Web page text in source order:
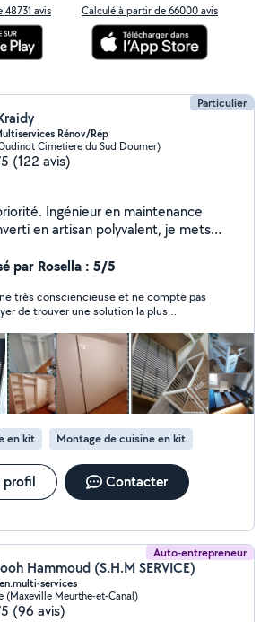
avis Calculé à partir de 66000 avis
Particulier
Rénov/Rép
Cimetiere du Sud Doumer)
(122 avis)
Ingénieur en maintenance
en artisan polyvalent, je mets
Je réalise vos travaux avec
dans le respect strict des normes
m'adaptant à votre budget. Mon
nombreux domaines : Intérieur :
installation et pose de cuisines,
petites interventions en
Extérieur : pose de stores
de garage et autres
que micro-entrepreneur, je vous
transparent et soigné. Je
de confiance pour concrétiser vos
par Rosella : 5/5
très consciencieuse et ne compte pas
de trouver une solution la plus
en kit Montage de cuisine en kit
profil Contacter
Auto-entrepreneur
Hammoud (S.H.M SERVICE)
services
(Maxeville Meurthe-et-Canal)
(96 avis)